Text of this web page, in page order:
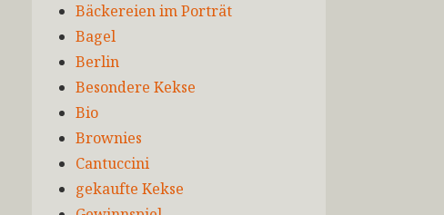
Bäckereien im Porträt
Bagel
Berlin
Besondere Kekse
Bio
Brownies
Cantuccini
gekaufte Kekse